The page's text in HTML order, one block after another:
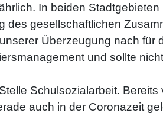
In beiden
des gesellschaftlichen
Überzeugung nach für
und sollte
Schulsozialarbeit.
auch in der Coronazeit